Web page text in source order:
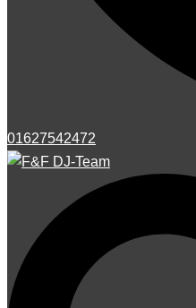
01627542472